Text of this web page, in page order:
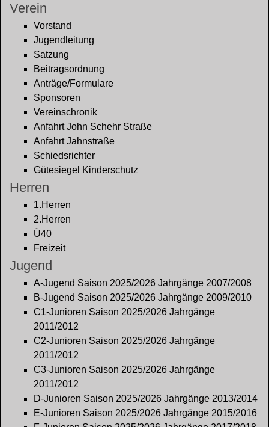
Verein
Vorstand
Jugendleitung
Satzung
Beitragsordnung
Anträge/Formulare
Sponsoren
Vereinschronik
Anfahrt John Schehr Straße
Anfahrt Jahnstraße
Schiedsrichter
Gütesiegel Kinderschutz
Herren
1.Herren
2.Herren
Ü40
Freizeit
Jugend
A-Jugend Saison 2025/2026 Jahrgänge 2007/2008
B-Jugend Saison 2025/2026 Jahrgänge 2009/2010
C1-Junioren Saison 2025/2026 Jahrgänge
2011/2012
C2-Junioren Saison 2025/2026 Jahrgänge
2011/2012
C3-Junioren Saison 2025/2026 Jahrgänge
2011/2012
D-Junioren Saison 2025/2026 Jahrgänge 2013/2014
E-Junioren Saison 2025/2026 Jahrgänge 2015/2016